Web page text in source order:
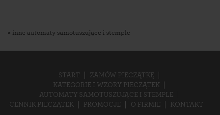
« inne automaty samotuszujące i stemple
START
ZAMÓW PIECZĄTKĘ
KATEGORIE I WZORY PIECZĄTEK
AUTOMATY SAMOTUSZUJĄCE I STEMPLE
CENNIK PIECZĄTEK
PROMOCJE O FIRMIE KONTAKT